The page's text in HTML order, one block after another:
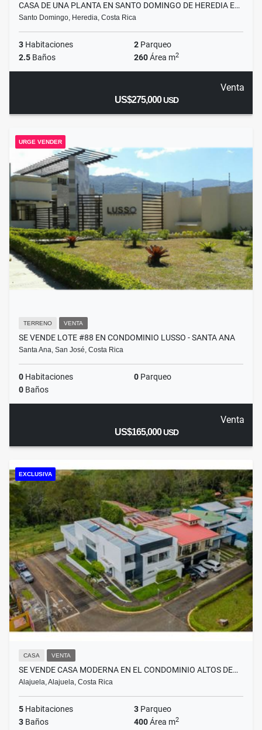
CASA DE UNA PLANTA EN SANTO DOMINGO DE HEREDIA E…
Santo Domingo, Heredia, Costa Rica
3 Habitaciones 2 Parqueo
2.5 Baños 260Área m2
Venta
US$275,000USD
URGE VENDER
TERRENO VENTA
SE VENDE LOTE #88 EN CONDOMINIO LUSSO - SANTA ANA
Santa Ana, San José, Costa Rica
0 Habitaciones 0 Parqueo
0 Baños
Venta
US$165,000USD
EXCLUSIVA
CASA VENTA
SE VENDE CASA MODERNA EN EL CONDOMINIO ALTOS DE…
Alajuela, Alajuela, Costa Rica
5 Habitaciones 3 Parqueo
3 Baños 400Área m2